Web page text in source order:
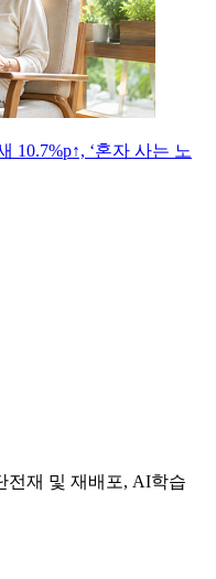
10.7%p↑, ‘혼자 사는 노
재 및 재배포, AI학습